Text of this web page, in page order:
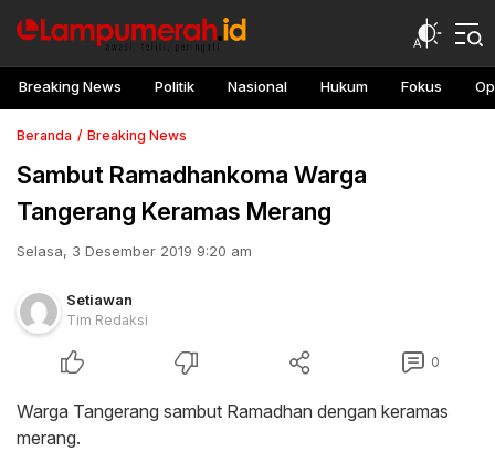
Breaking News Politik Nasional Hukum Fokus
Beranda Breaking News
Sambut Ramadhankoma Warga
Tangerang Keramas Merang
Selasa, 3 Desember 2019 9:20 am
Setiawan
Tim Redaksi
0
Warga Tangerang sambut Ramadhan dengan keramas
merang.